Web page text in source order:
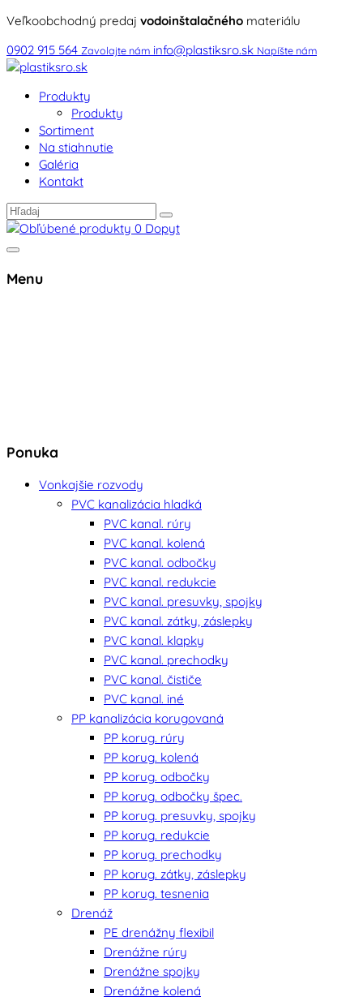
Veľkoobchodný predaj vodoinštalačného materiálu
0902 915 564 Zavolajte nám info@plastiksro.sk Napíšte nám
Produkty
Produkty
Sortiment
Na stiahnutie
Galéria
Kontakt
0 Dopyt
Menu
Ponuka
Vonkajšie rozvody
PVC kanalizácia hladká
PVC kanal. rúry
PVC kanal. kolená
PVC kanal. odbočky
PVC kanal. redukcie
PVC kanal. presuvky, spojky
PVC kanal. zátky, záslepky
PVC kanal. klapky
PVC kanal. prechodky
PVC kanal. čističe
PVC kanal. iné
PP kanalizácia korugovaná
PP korug. rúry
PP korug. kolená
PP korug. odbočky
PP korug. odbočky špec.
PP korug. presuvky, spojky
PP korug. redukcie
PP korug. prechodky
PP korug. zátky, záslepky
PP korug. tesnenia
Drenáž
PE drenážny flexibil
Drenážne rúry
Drenážne spojky
Drenážne kolená